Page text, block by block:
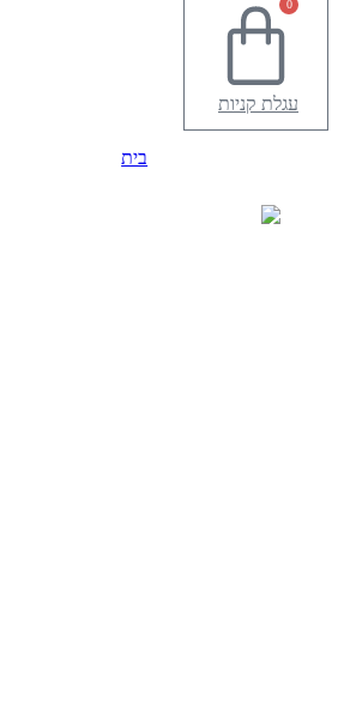
0
עגלת קניות
בית